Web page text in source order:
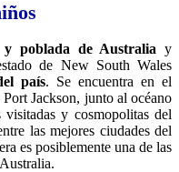
poblada de Australia y
de New South Wales
país. Se encuentra en el
Jackson, junto al océano
y cosmopolitas del
las mejores ciudades del
es posiblemente una de las